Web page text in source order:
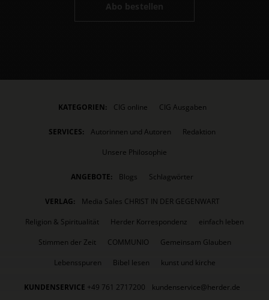
Abo bestellen
KATEGORIEN: CIG online CIG Ausgaben
SERVICES: Autorinnen und Autoren
Redaktion
Unsere Philosophie
ANGEBOTE: Blogs Schlagwörter
VERLAG:
Media Sales CHRIST IN DER GEGENWART
Religion & Spiritualität
Herder Korrespondenz
einfach leben
Stimmen der Zeit
COMMUNIO
Gemeinsam Glauben
Lebensspuren
Bibel lesen kunst und kirche
KUNDENSERVICE +49 761 2717200
kundenservice@herder.de